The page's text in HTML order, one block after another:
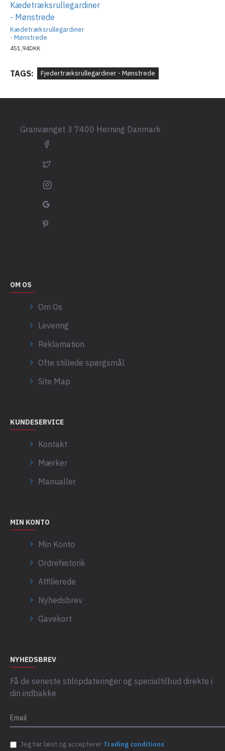
Kædetræksrullegardiner
- Mønstrede
451,94DKK
TAGS: Fjedertræksrullegardiner - Mønstrede
Granvænget 3 7400 Herning Danmark
OM OS
Om Os
Levering
Reklamation
Ofte stillede spørgsmål
Site Map
KUNDESERVICE
Kontakt
Mærker
Manualler
MIN KONTO
Min Konto
Ordrehistorik
Affilierede
Nyhedsbrev
Gavekort
NYHEDSBREV
Få de seneste stilopdateringer og specialtilbud direkte i
din indbakke
Jeg har læst og accepterer Trading conditions